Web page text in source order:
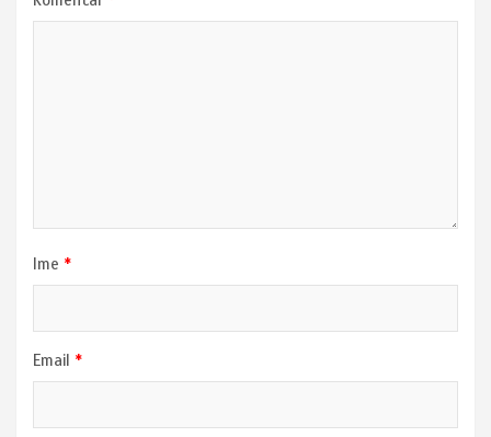
Ime *
Email *